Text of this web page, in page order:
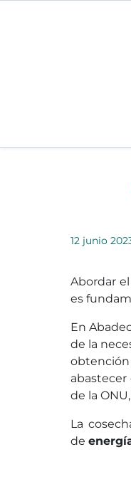
12 junio
Abordar
es
En
de la
de la
La
de